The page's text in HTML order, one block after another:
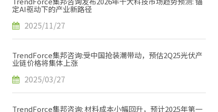
定AI驱动下的产业新路径
2025/11/27
TrendForce集邦咨询:受中国抢装潮带动，预估2Q25光伏产
业链价格将集体上涨
2025/03/27
TrendForce集邦咨询: 材料成本小幅回升，预计2025年第一